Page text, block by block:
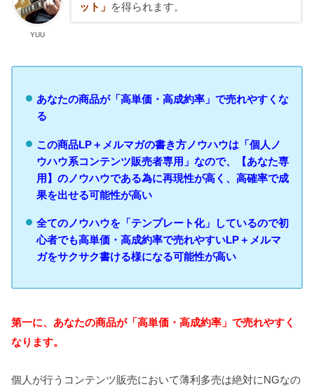
YUU
ット」
を得られます。
あなたの商品が「高単価・高成約率」で売れやすくな
る
この商品LP＋メルマガの書き方ノウハウは「個人ノ
ウハウ系コンテンツ販売者専用」なので、【あなた専
用】のノウハウである為に再現性が高く、高確率で成
果を出せる可能性が高い
全てのノウハウを「テンプレート化」しているので初
心者でも高単価・高成約率で売れやすいLP＋メルマ
ガをサクサク書ける様になる可能性が高い
第一に、あなたの商品が「高単価・高成約率」で売れやすく
なります。
個人が行うコンテンツ販売において薄利多売は絶対にNGなの